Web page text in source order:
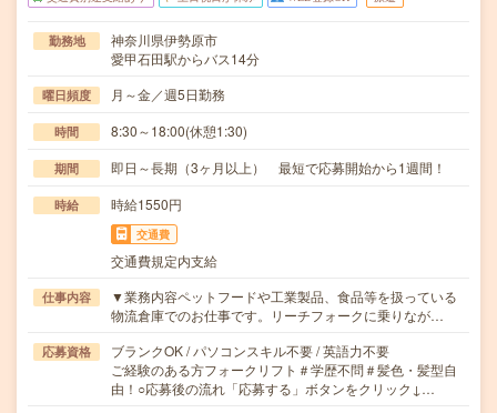
勤務地
神奈川県伊勢原市
愛甲石田駅からバス14分
曜日頻度 月～金／週5日勤務
時間 8:30～18:00(休憩1:30)
期間 即日～長期（3ヶ月以上） 最短で応募開始から1週間！
時給 時給1550円
交通費
交通費規定内支給
仕事内容
▼業務内容ペットフードや工業製品、食品等を扱っている
物流倉庫でのお仕事です。リーチフォークに乗りなが…
応募資格
ブランクOK / パソコンスキル不要 / 英語力不要
ご経験のある方フォークリフト＃学歴不問＃髪色・髪型自
由！○応募後の流れ「応募する」ボタンをクリック↓…